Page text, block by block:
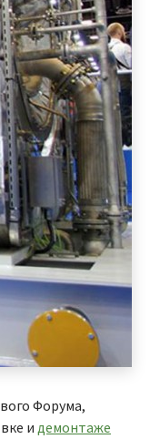
Форума,
и демонтаже